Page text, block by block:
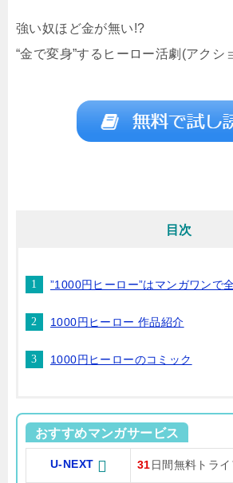
強い奴ほど金が無い!?
“金で変身”するヒーロー活劇(アクシ
目次
”1000円ヒーロー”はマンガワンで
1000円ヒーロー 作品紹介
1000円ヒーローのコミック
おすすめマンガサービス
U-NEXT 31 日間無料トラ